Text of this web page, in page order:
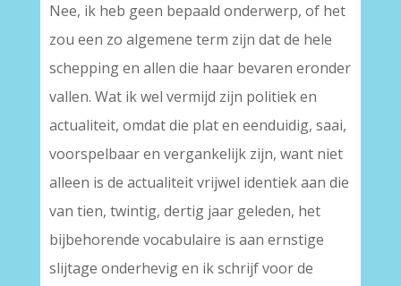
Nee, ik heb geen bepaald onderwerp, of het
zou een zo algemene term zijn dat de hele
schepping en allen die haar bevaren eronder
vallen. Wat ik wel vermijd zijn politiek en
actualiteit, omdat die plat en eenduidig, saai,
voorspelbaar en vergankelijk zijn, want niet
alleen is de actualiteit vrijwel identiek aan die
van tien, twintig, dertig jaar geleden, het
bijbehorende vocabulaire is aan ernstige
slijtage onderhevig en ik schrijf voor de